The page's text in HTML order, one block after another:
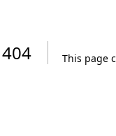
404 This page